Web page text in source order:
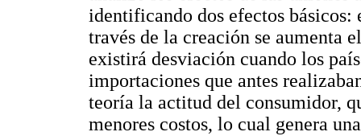
identificando dos efectos
través de la creación se aumenta
existirá desviación cuando los
importaciones que antes
teoría la actitud del consumidor,
menores costos, lo cual genera